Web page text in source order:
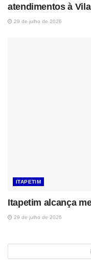
atendimentos à
29 de julho de 2026
ITAPETIM
Itapetim alcança
29 de julho de 2026